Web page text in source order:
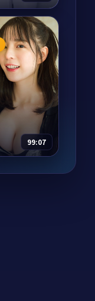
锋
2024
渤、沈腾 等
是一部以动
的影视作
危机、反转
长展开，整
凑，值得推动漫
99:07
攻·纪念